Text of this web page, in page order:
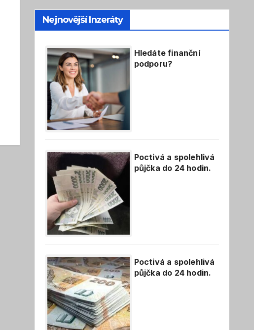
Nejnovější Inzeráty
Hledáte finanční
podporu?
Poctivá a spolehlivá
půjčka do 24 hodin.
Poctivá a spolehlivá
půjčka do 24 hodin.